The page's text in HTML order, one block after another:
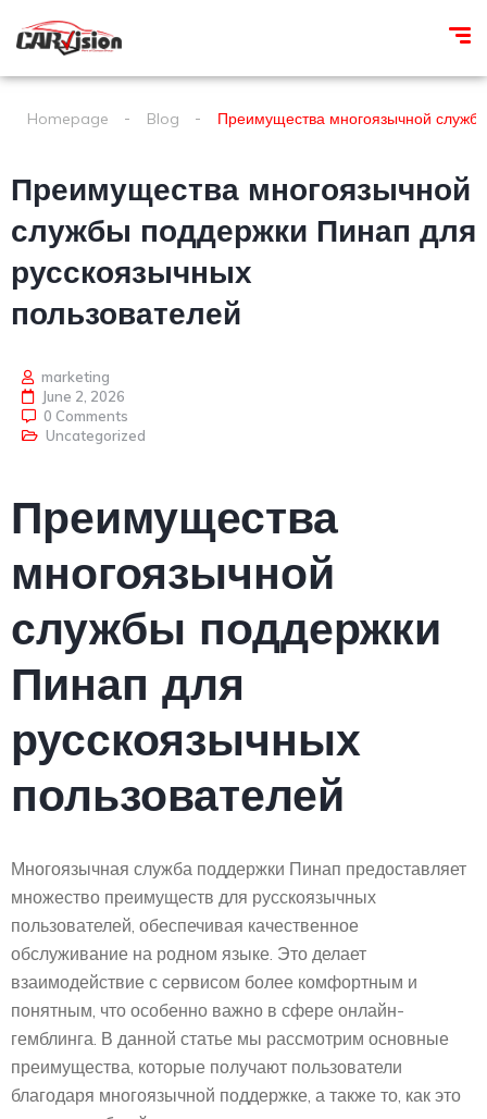
Homepage Blog Преимущества многоязычной
Преимущества многоязычной
службы поддержки Пинап для
русскоязычных
пользователей
marketing
June 2, 2026
0 Comments
Uncategorized
Преимущества
многоязычной
службы поддержки
Пинап для
русскоязычных
пользователей
Многоязычная служба поддержки Пинап предоставляет
множество преимуществ для русскоязычных
пользователей, обеспечивая качественное
обслуживание на родном языке. Это делает
взаимодействие с сервисом более комфортным и
понятным, что особенно важно в сфере онлайн-
гемблинга. В данной статье мы рассмотрим основные
преимущества, которые получают пользователи
благодаря многоязычной поддержке, а также то, как это